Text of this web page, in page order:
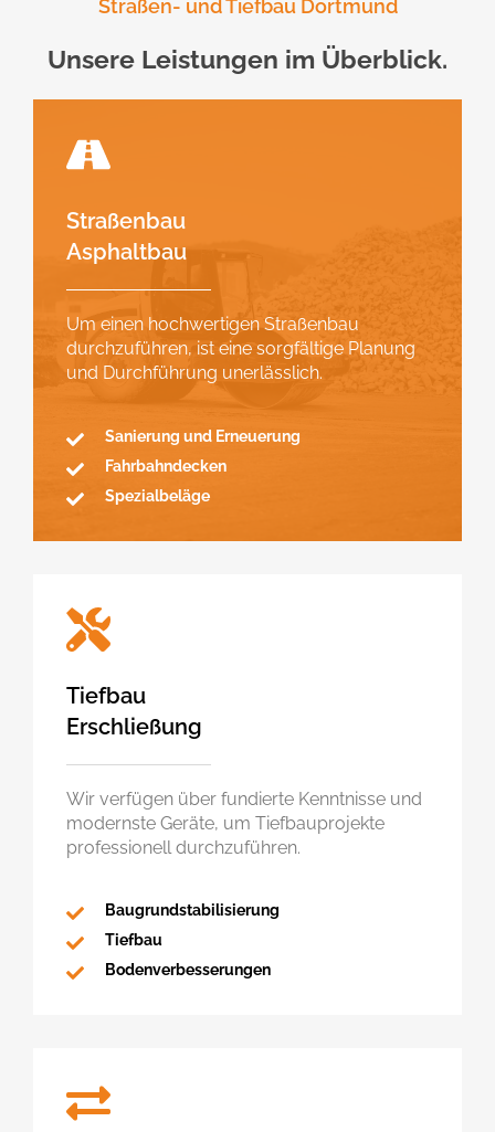
Straßen- und Tiefbau Dortmund
Unsere Leistungen im Überblick.
Straßenbau
Asphaltbau
Um einen hochwertigen Straßenbau
durchzuführen, ist eine sorgfältige Planung
und Durchführung unerlässlich.
Sanierung und Erneuerung
Fahrbahndecken
Spezialbeläge
Tiefbau
Erschließung
Wir verfügen über fundierte Kenntnisse und
modernste Geräte, um Tiefbauprojekte
professionell durchzuführen.
Baugrundstabilisierung
Tiefbau
Bodenverbesserungen